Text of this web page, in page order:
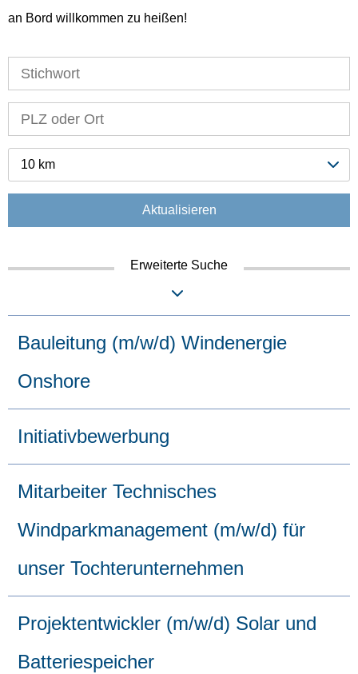
an Bord willkommen zu heißen!
10 km
Aktualisieren
Erweiterte Suche
Bauleitung (m/w/d) Windenergie
Onshore
Initiativbewerbung
Mitarbeiter Technisches
Windparkmanagement (m/w/d) für
unser Tochterunternehmen
Projektentwickler (m/w/d) Solar und
Batteriespeicher